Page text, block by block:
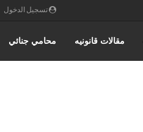
تسجيل الدخول
مقالات قانونيه محامي جنائي